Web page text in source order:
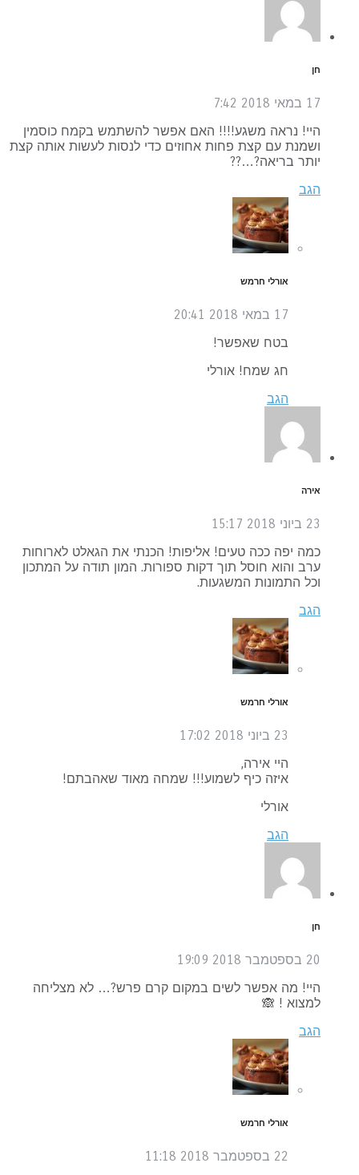
17 במאי 2018
7:42
היי! נראה משגע!!!! האם אפשר להשתמש בקמח כוסמין
ושמנת עם קצת פחות אחוזים כדי לנסות לעשות אותה קצת
יותר בריאה?…??
הגב
אורלי חרמש
17 במאי 2018
20:41
בטח שאפשר!
חג שמח! אורלי
הגב
אירה
15:17
כמה יפה ככה טעים! אליפות! הכנתי את הגאלט לארוחות
ערב והוא חוסל תוך דקות ספורות. המון תודה על המתכון
וכל התמונות המשגעות.
הגב
אורלי חרמש
17:02
היי אירה,
איזה כיף לשמוע!!! שמחה מאוד שאהבתם!
אורלי
הגב
19:09
היי! מה אפשר לשים במקום קרם פרש?… לא מצליחה
למצוא ! 🙈
הגב
אורלי חרמש
11:18